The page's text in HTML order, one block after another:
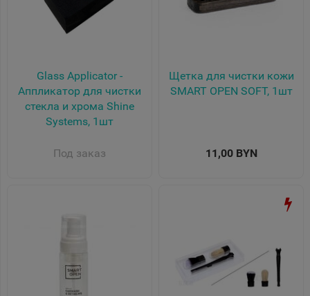
Glass Applicator -
Аппликатор для чистки
стекла и хрома Shine
Systems, 1шт
Под заказ
Щетка для чистки кожи
SMART OPEN SOFT, 1шт
11,00 BYN